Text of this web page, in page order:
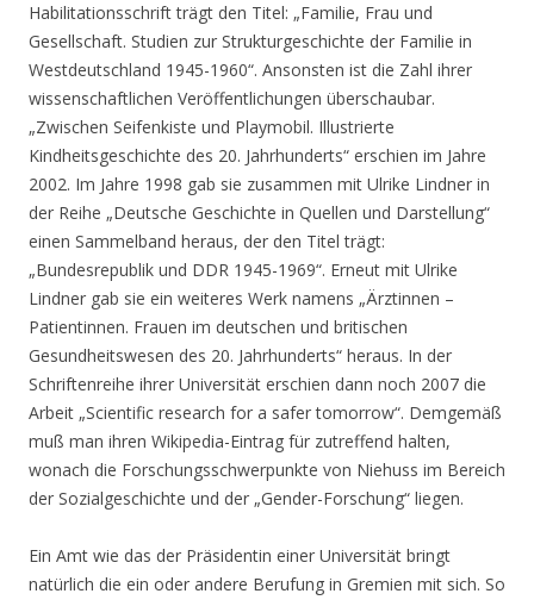
Habilitationsschrift trägt den Titel: „Familie, Frau und
Gesellschaft. Studien zur Strukturgeschichte der Familie in
Westdeutschland 1945-1960“. Ansonsten ist die Zahl ihrer
wissenschaftlichen Veröffentlichungen überschaubar.
„Zwischen Seifenkiste und Playmobil. Illustrierte
Kindheitsgeschichte des 20. Jahrhunderts“ erschien im Jahre
2002. Im Jahre 1998 gab sie zusammen mit Ulrike Lindner in
der Reihe „Deutsche Geschichte in Quellen und Darstellung“
einen Sammelband heraus, der den Titel trägt:
„Bundesrepublik und DDR 1945-1969“. Erneut mit Ulrike
Lindner gab sie ein weiteres Werk namens „Ärztinnen –
Patientinnen. Frauen im deutschen und britischen
Gesundheitswesen des 20. Jahrhunderts“ heraus. In der
Schriftenreihe ihrer Universität erschien dann noch 2007 die
Arbeit „Scientific research for a safer tomorrow“. Demgemäß
muß man ihren Wikipedia-Eintrag für zutreffend halten,
wonach die Forschungsschwerpunkte von Niehuss im Bereich
der Sozialgeschichte und der „Gender-Forschung“ liegen.
Ein Amt wie das der Präsidentin einer Universität bringt
natürlich die ein oder andere Berufung in Gremien mit sich. So